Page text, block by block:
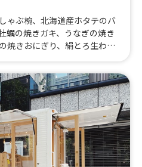
ゃぶ椀、北海道産ホタテのバ
蠣の焼きガキ、うなぎの焼き
焼きおにぎり、絹とろ生わら